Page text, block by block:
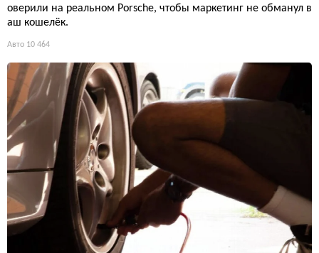
оверили на реальном Porsche, чтобы маркетинг не обманул в
аш кошелёк.
Авто 10 464